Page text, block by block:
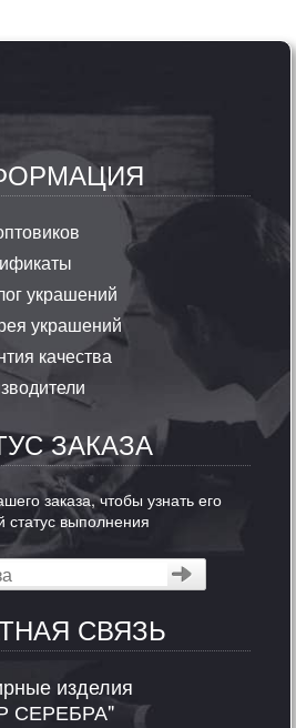
украшений
украшений
качества
ЗАКАЗА
заказа, чтобы узнать его
статус выполнения
СВЯЗЬ
изделия
СЕРЕБРА"